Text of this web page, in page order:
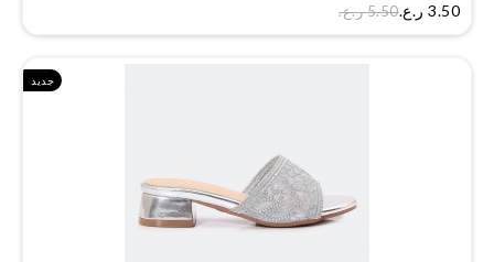
3.50 ر.ع.‏
5.50 ر.ع.‏
جديد